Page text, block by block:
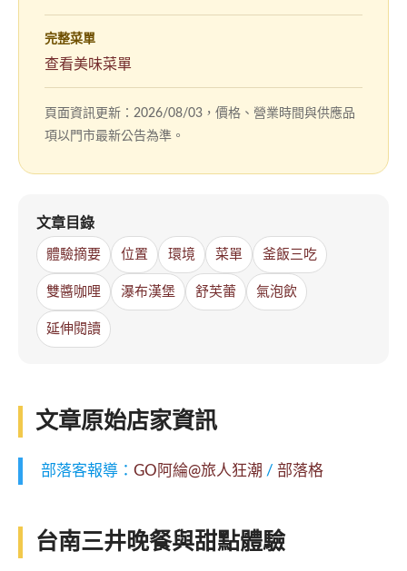
開
完整菜單
查看美味菜單
頁面資訊更新：2026/08/03，價格、營業時間與供應品
項以門市最新公告為準。
文章目錄
體驗摘要 位置 環境 菜單 釜飯三吃
雙醬咖哩 瀑布漢堡 舒芙蕾 氣泡飲
延伸閱讀
文章原始店家資訊
部落客報導： GO阿綸@旅人狂潮 / 部落格
台南三井晚餐與甜點體驗